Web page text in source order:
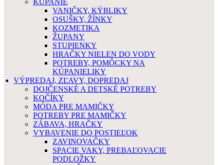
VANIČKY, KÝBLIKY
OSUŠKY, ŽÍNKY
KOZMETIKA
ŽUPANY
STUPIENKY
HRAČKY NIELEN DO VODY
POTREBY, POMÔCKY NA
KÚPANIELIKY
VÝPREDAJ, ZĽAVY, DOPREDAJ
DOJČENSKÉ A DETSKÉ POTREBY
KOČÍKY
MÓDA PRE MAMIČKY
POTREBY PRE MAMIČKY
ZÁBAVA, HRAČKY
VYBAVENIE DO POSTIEĽOK
ZAVINOVAČKY
SPACIE VAKY, PREBAĽOVACIE
PODLOŽKY